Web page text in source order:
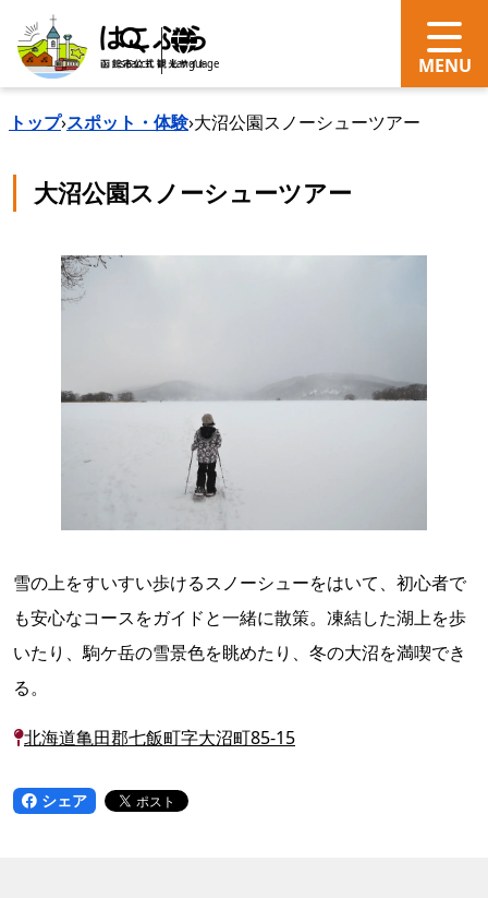
search Language
トップ›スポット・体験›大沼公園スノーシューツアー
大沼公園スノーシューツアー
雪の上をすいすい歩けるスノーシューをはいて、初心者で
も安心なコースをガイドと一緒に散策。凍結した湖上を歩
いたり、駒ケ岳の雪景色を眺めたり、冬の大沼を満喫でき
る。
北海道亀田郡七飯町字大沼町85-15
シェア